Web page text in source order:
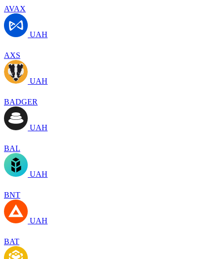
AVAX
UAH
AXS
UAH
BADGER
UAH
BAL
UAH
BNT
UAH
BAT